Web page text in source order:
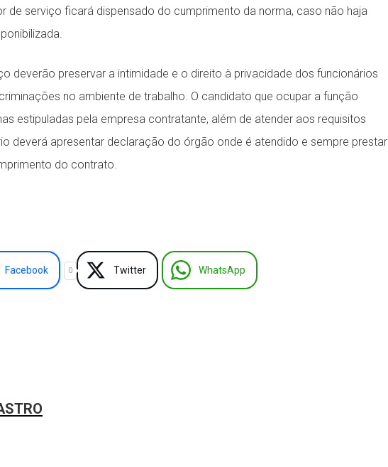
de serviço ficará dispensado do cumprimento da norma, caso não haja
deverão preservar a intimidade e o direito à privacidade dos funcionários
no ambiente de trabalho. O candidato que ocupar a função
estipuladas pela empresa contratante, além de atender aos requisitos
deverá apresentar declaração do órgão onde é atendido e sempre prestar
do contrato.
Facebook 0 Twitter WhatsApp